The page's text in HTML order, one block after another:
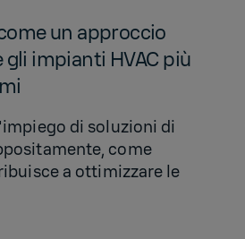
un approccio
impianti HVAC più
di soluzioni di
come
a ottimizzare le